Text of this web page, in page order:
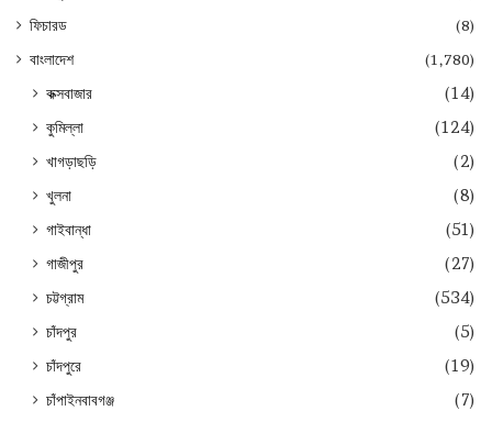
ফিচারড
(8)
বাংলাদেশ
(1,780)
কক্সবাজার
(14)
কুমিল্লা
(124)
খাগড়াছড়ি
(2)
খুলনা
(8)
গাইবান্ধা
(51)
গাজীপুর
(27)
চট্টগ্রাম
(534)
চাঁদপুর
(5)
চাঁদপুরে
(19)
চাঁপাইনবাবগঞ্জ
(7)